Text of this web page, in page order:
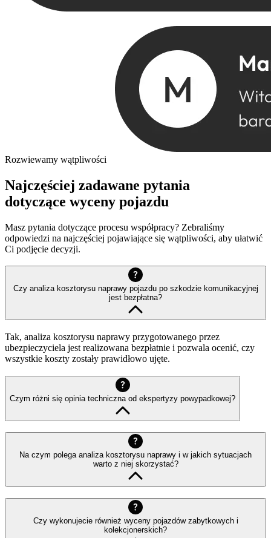
Rozwiewamy wątpliwości
Najczęściej zadawane pytania
dotyczące wyceny pojazdu
Masz pytania dotyczące procesu współpracy? Zebraliśmy
odpowiedzi na najczęściej pojawiające się wątpliwości, aby ułatwić
Ci podjęcie decyzji.
Czy analiza kosztorysu naprawy pojazdu po szkodzie komunikacyjnej
jest bezpłatna?
Tak, analiza kosztorysu naprawy przygotowanego przez
ubezpieczyciela jest realizowana bezpłatnie i pozwala ocenić, czy
wszystkie koszty zostały prawidłowo ujęte.
Czym różni się opinia techniczna od ekspertyzy powypadkowej?
Na czym polega analiza kosztorysu naprawy i w jakich sytuacjach
warto z niej skorzystać?
Czy wykonujecie również wyceny pojazdów zabytkowych i
kolekcjonerskich?